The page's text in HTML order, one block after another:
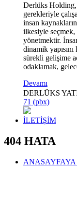
Derlüks Holding,
gerekleriyle
insan
ilkesiyle
yönetmektir.
dinamik
sürekli gelişime
odaklamak,
Devamı
DERLÜKS
71 (pbx)
İLETİŞİM
404 HATA